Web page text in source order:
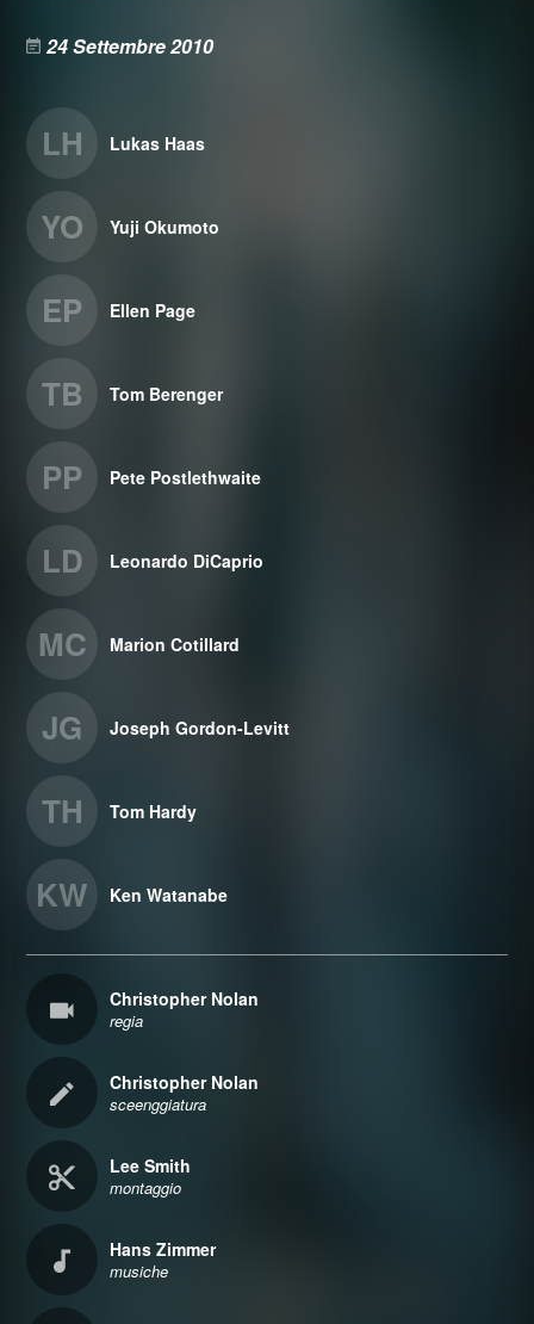
24 Settembre 2010
LH Lukas Haas
YO Yuji Okumoto
EP Ellen Page
TB Tom Berenger
PP Pete Postlethwaite
LD Leonardo DiCaprio
MC Marion Cotillard
JG Joseph Gordon-Levitt
TH Tom Hardy
KW Ken Watanabe
Christopher Nolan
regia
Christopher Nolan
sceenggiatura
Lee Smith
montaggio
Hans Zimmer
musiche